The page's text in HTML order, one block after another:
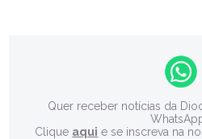
Quer receber notícias da
Clique aqui e se inscreva na